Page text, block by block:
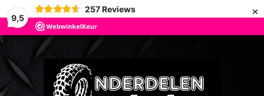
9,5
257 Reviews ×